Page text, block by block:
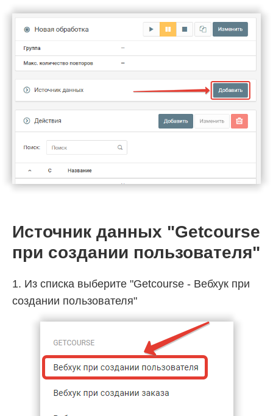
Источник данных "Getcourse
при создании пользователя"
1. Из списка выберите "Getcourse - Вебхук при
создании пользователя"